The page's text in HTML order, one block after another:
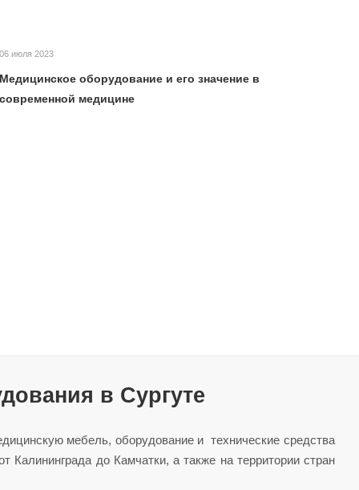
06 июля 2023
Медицинское оборудование и его значение в
современной медицине
в Сургуте
мебель, оборудование и технические средства
Калининграда до Камчатки, а также на территории стран